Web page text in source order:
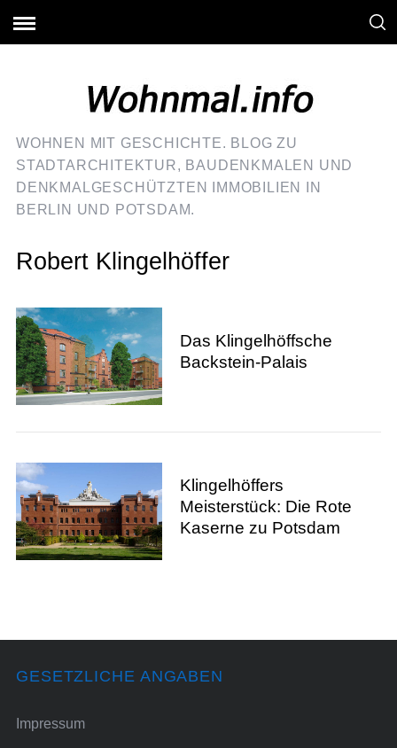
WOHNEN MIT GESCHICHTE. BLOG ZU
STADTARCHITEKTUR, BAUDENKMALEN UND
DENKMALGESCHÜTZTEN IMMOBILIEN IN
BERLIN UND POTSDAM.
Robert Klingelhöffer
Das Klingelhöffsche
Backstein-Palais
Klingelhöffers
Meisterstück: Die Rote
Kaserne zu Potsdam
GESETZLICHE ANGABEN
Impressum